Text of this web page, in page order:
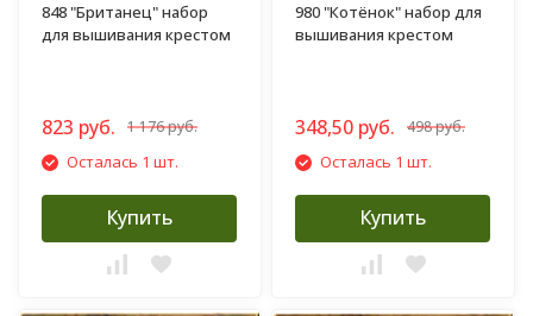
848 "Британец" набор
для вышивания крестом
823 руб. 1 176 руб.
Осталась 1 шт.
Купить
980 "Котёнок" набор для
вышивания крестом
348,50 руб. 498 руб.
Осталась 1 шт.
Купить